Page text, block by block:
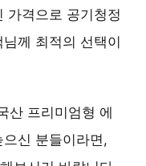
가격으로 공기청정
께 최적의 선택이
산 프리미엄형 에
신 분들이라면,